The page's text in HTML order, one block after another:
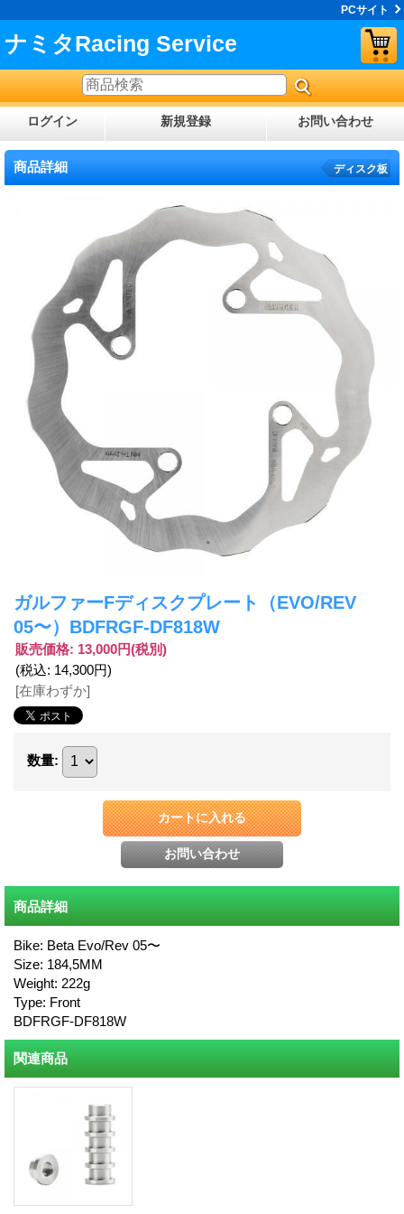
PCサイト
ナミタRacing Service
ログイン 新規登録 お問い合わせ
商品詳細 ディスク板
ガルファーFディスクプレート（EVO/REV
05〜）BDFRGF-DF818W
販売価格: 13,000円(税別)
(税込: 14,300円)
[在庫わずか]
数量:
商品詳細
Bike: Beta Evo/Rev 05〜
Size: 184,5MM
Weight: 222g
Type: Front
BDFRGF-DF818W
関連商品